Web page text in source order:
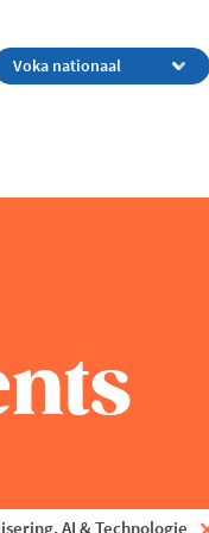
AI & Technologie